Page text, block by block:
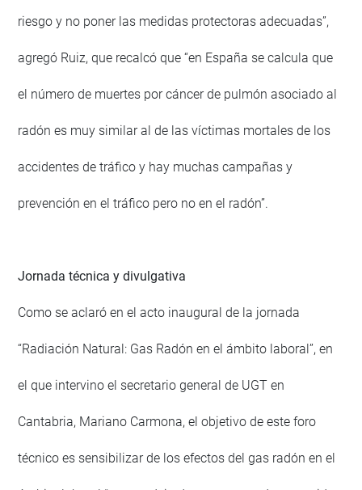
riesgo y no poner las medidas protectoras adecuadas”,
agregó Ruiz, que recalcó que “en España se calcula que
el número de muertes por cáncer de pulmón asociado al
radón es muy similar al de las víctimas mortales de los
accidentes de tráfico y hay muchas campañas y
prevención en el tráfico pero no en el radón”.
Jornada técnica y divulgativa
Como se aclaró en el acto inaugural de la jornada
“Radiación Natural: Gas Radón en el ámbito laboral”, en
el que intervino el secretario general de UGT en
Cantabria, Mariano Carmona, el objetivo de este foro
técnico es sensibilizar de los efectos del gas radón en el